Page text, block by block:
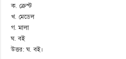
ক. ক্রেস্ট
খ. মেডেল
গ. মালা
ঘ. বই
উত্তর: ঘ. বই।